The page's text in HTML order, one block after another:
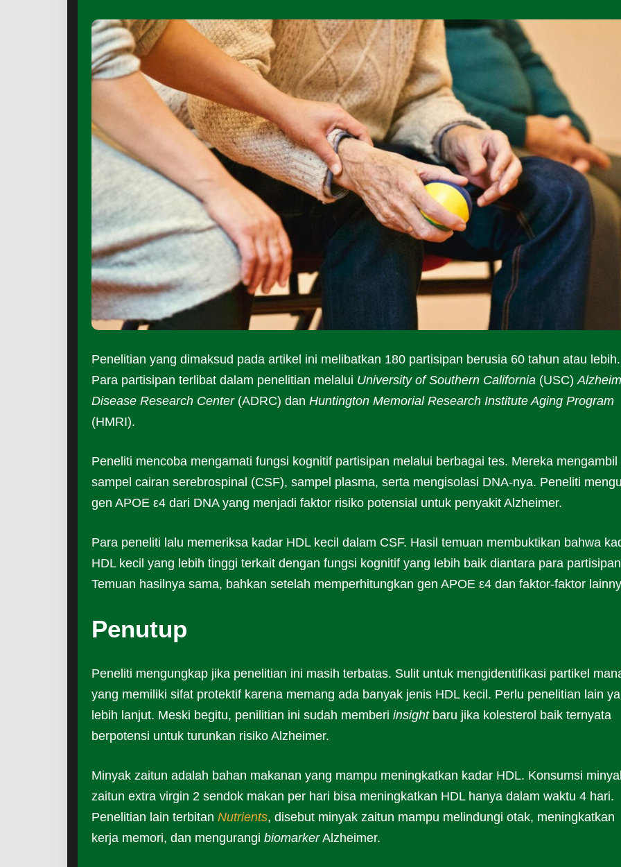
Penelitian yang dimaksud pada artikel ini melibatkan 180 partisipan berusia 60 tahun atau lebih.
Para partisipan terlibat dalam penelitian melalui University of Southern California (USC)
Disease Research Center(ADRC) dan Huntington Memorial Research Institute Aging Program
(HMRI).
Peneliti mencoba mengamati fungsi kognitif partisipan melalui berbagai tes. Mereka mengambil
sampel cairan serebrospinal (CSF), sampel plasma, serta mengisolasi DNA-nya. Peneliti
gen APOE ε4 dari DNA yang menjadi faktor risiko potensial untuk penyakit Alzheimer.
Para peneliti lalu memeriksa kadar HDL kecil dalam CSF. Hasil temuan membuktikan bahwa
HDL kecil yang lebih tinggi terkait dengan fungsi kognitif yang lebih baik diantara para
Temuan hasilnya sama, bahkan setelah memperhitungkan gen APOE ε4 dan faktor-faktor
Penutup
Peneliti mengungkap jika penelitian ini masih terbatas. Sulit untuk mengidentifikasi partikel
yang memiliki sifat protektif karena memang ada banyak jenis HDL kecil. Perlu penelitian lain
lebih lanjut. Meski begitu, penilitian ini sudah memberi insightbaru jika kolesterol baik ternyata
berpotensi untuk turunkan risiko Alzheimer.
Minyak zaitun adalah bahan makanan yang mampu meningkatkan kadar HDL. Konsumsi
zaitun extra virgin 2 sendok makan per hari bisa meningkatkan HDL hanya dalam waktu 4 hari.
Penelitian lain terbitan Nutrients, disebut minyak zaitun mampu melindungi otak, meningkatkan
kerja memori, dan mengurangi biomarkerAlzheimer.